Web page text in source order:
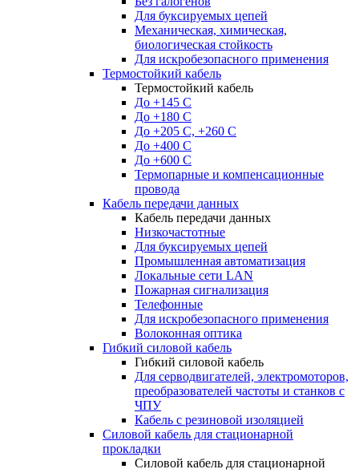
Для буксируемых цепей
Механическая, химическая,
биологическая стойкость
Для искробезопасного применения
Термостойкий кабель
Термостойкий кабель
До +145 С
До +180 C
До +205 С, +260 С
До +400 C
До +600 С
Термопарные и компенсационные
провода
Кабель передачи данных
Кабель передачи данных
Низкочастотные
Для буксируемых цепей
Промышленная автоматизация
Локальные сети LAN
Пожарная сигнализация
Телефонные
Для искробезопасного применения
Волоконная оптика
Гибкий силовой кабель
Гибкий силовой кабель
Для серводвигателей, электромоторов,
преобразователей частоты и станков с
ЧПУ
Кабель с резиновой изоляцией
Силовой кабель для стационарной
прокладки
Силовой кабель для стационарной